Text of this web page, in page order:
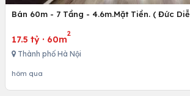
Bán 60m - 7 Tầng - 4.6m.Mặt Tiền. ( Đức
17.5 tỷ · 60m
2
Thành phố Hà Nội
hôm qua